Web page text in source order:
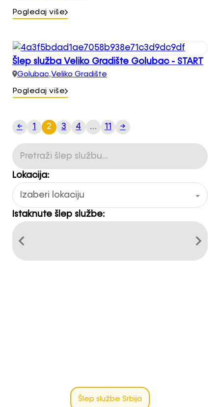
Pogledaj više
Šlep služba Veliko Gradište Golubac - START
Golubac,Veliko Gradište
Pogledaj više
← 1 2 3 4 … 11 →
Lokacija:
Istaknute šlep službe:
Šlep službe Srbija